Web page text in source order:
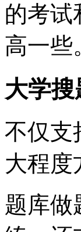
的考试
高一些
大学
不仅支
大程度
题库做